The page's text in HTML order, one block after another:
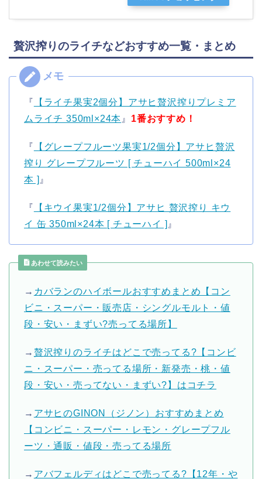
贅沢搾りのライチなどおすすめ一覧・まとめ
『
【ライチ果実2個分】アサヒ贅沢搾りプレミア
ムライチ 350ml×24本 』 1番おすすめ！
『
【グレープフルーツ果実1/2個分】アサヒ贅沢
搾り グレープフルーツ [ チューハイ 500ml×24
本 ] 』
『
【キウイ果実1/2個分】アサヒ 贅沢搾り キウ
イ 缶 350ml×24本 [ チューハイ ] 』
あわせて読みたい
→ カバランのハイボールおすすめまとめ【コン
ビニ・スーパー・販売店・シングルモルト・値
段・安い・まずい?売ってる場所】
→ 贅沢搾りのライチはどこで売ってる?【コンビ
ニ・スーパー・売ってる場所・新発売・桃・値
段・安い・売ってない・まずい?】はコチラ
→ アサヒのGINON（ジノン）おすすめまとめ
【コンビニ・スーパー・レモン・グレープフル
ーツ・通販・値段・売ってる場所
→ アバフェルディはどこで売ってる?【12年・や